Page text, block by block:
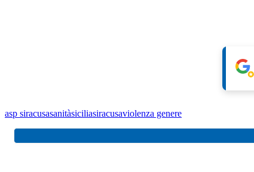
asp siracusasanitàsiciliasiracusaviolenza genere